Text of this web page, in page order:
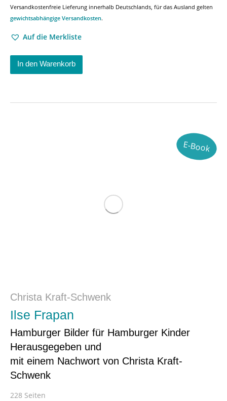
Versandkostenfreie Lieferung innerhalb Deutschlands, für das Ausland gelten
gewichtsabhängige Versandkosten.
Auf die Merkliste
In den Warenkorb
E-Book
Christa Kraft-Schwenk
Ilse Frapan
Hamburger Bilder für Hamburger Kinder
Herausgegeben und
mit einem Nachwort von Christa Kraft-
Schwenk
228 Seiten